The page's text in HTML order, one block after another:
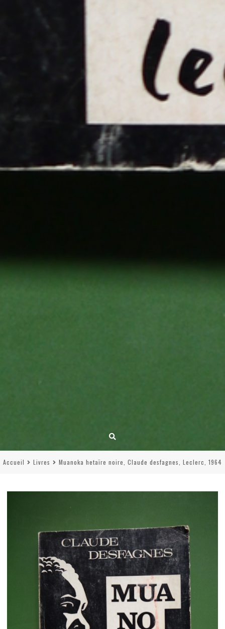
Accueil Livres Muanoka hetaïre noire, Claude desfagnes, Leclerc, 1964